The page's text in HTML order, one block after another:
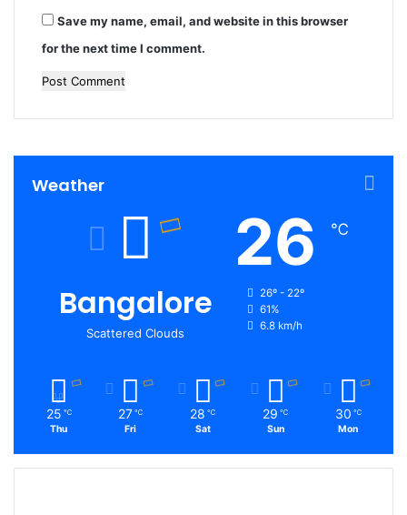
Save my name, email, and website in this browser
for the next time I comment.
Weather
Bangalore
Scattered Clouds
26 ℃
26º - 22º
61%
6.8 km/h
25 ℃
Thu
27 ℃
Fri
28 ℃
Sat
29 ℃
Sun
30 ℃
Mon